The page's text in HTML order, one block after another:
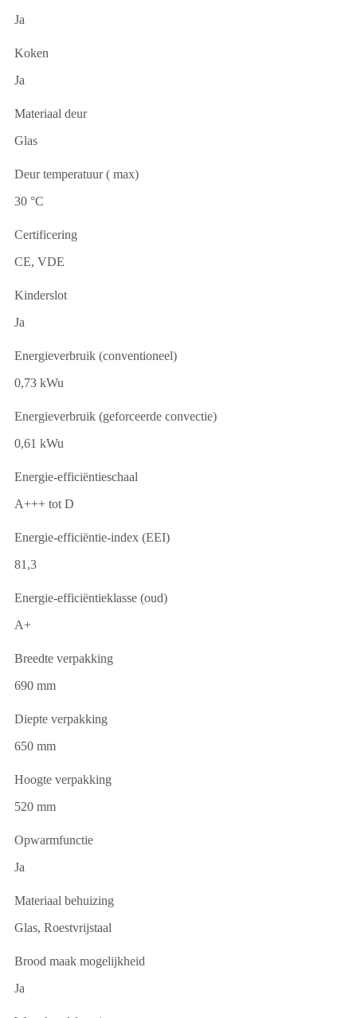
Ja
Koken
Ja
Materiaal deur
Glas
Deur temperatuur ( max)
30 °C
Certificering
CE, VDE
Kinderslot
Ja
Energieverbruik (conventioneel)
0,73 kWu
Energieverbruik (geforceerde convectie)
0,61 kWu
Energie-efficiëntieschaal
A+++ tot D
Energie-efficiëntie-index (EEI)
81,3
Energie-efficiëntieklasse (oud)
A+
Breedte verpakking
690 mm
Diepte verpakking
650 mm
Hoogte verpakking
520 mm
Opwarmfunctie
Ja
Materiaal behuizing
Glas, Roestvrijstaal
Brood maak mogelijkheid
Ja